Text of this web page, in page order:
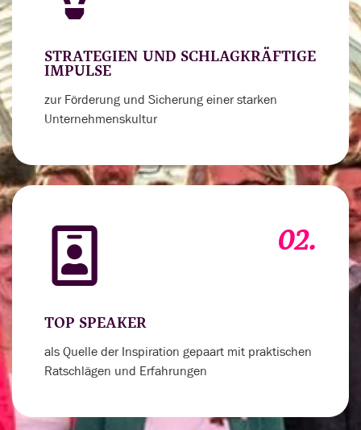
STRATEGIEN UND SCHLAGKRÄFTIGE
IMPULSE
zur Förderung und Sicherung einer starken
Unternehmenskultur
02.
TOP SPEAKER
als Quelle der Inspiration gepaart mit praktischen
Ratschlägen und Erfahrungen